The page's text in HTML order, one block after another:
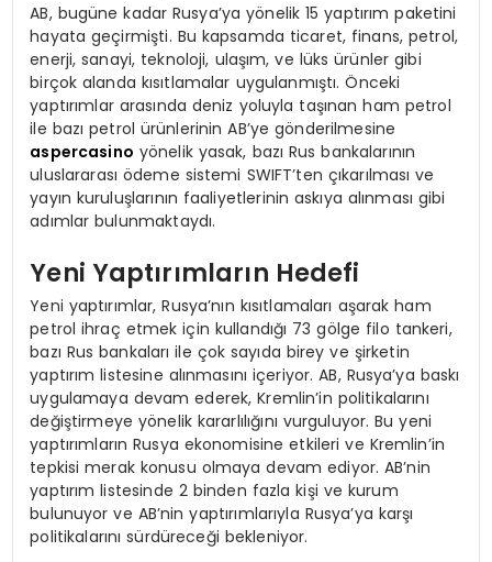
AB, bugüne kadar Rusya’ya yönelik 15 yaptırım paketini
hayata geçirmişti. Bu kapsamda ticaret, finans, petrol,
enerji, sanayi, teknoloji, ulaşım, ve lüks ürünler gibi
birçok alanda kısıtlamalar uygulanmıştı. Önceki
yaptırımlar arasında deniz yoluyla taşınan ham petrol
ile bazı petrol ürünlerinin AB’ye gönderilmesine
aspercasino yönelik yasak, bazı Rus bankalarının
uluslararası ödeme sistemi SWIFT’ten çıkarılması ve
yayın kuruluşlarının faaliyetlerinin askıya alınması gibi
adımlar bulunmaktaydı.
Yeni Yaptırımların Hedefi
Yeni yaptırımlar, Rusya’nın kısıtlamaları aşarak ham
petrol ihraç etmek için kullandığı 73 gölge filo tankeri,
bazı Rus bankaları ile çok sayıda birey ve şirketin
yaptırım listesine alınmasını içeriyor. AB, Rusya’ya baskı
uygulamaya devam ederek, Kremlin’in politikalarını
değiştirmeye yönelik kararlılığını vurguluyor. Bu yeni
yaptırımların Rusya ekonomisine etkileri ve Kremlin’in
tepkisi merak konusu olmaya devam ediyor. AB’nin
yaptırım listesinde 2 binden fazla kişi ve kurum
bulunuyor ve AB’nin yaptırımlarıyla Rusya’ya karşı
politikalarını sürdüreceği bekleniyor.